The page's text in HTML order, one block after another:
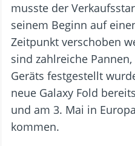
musste der
seinem Beginn auf
Zeitpunkt verschoben
sind zahlreiche
Geräts festgestellt
neue Galaxy Fold
und am 3. Mai in
kommen.